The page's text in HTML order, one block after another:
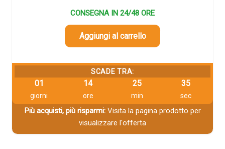
CONSEGNA IN 24/48 ORE
Aggiungi al carrello
SCADE TRA:
01
giorni
14
ore
25
min
33
sec
Più acquisti, più risparmi:Visita la pagina prodotto per
visualizzare l'offerta